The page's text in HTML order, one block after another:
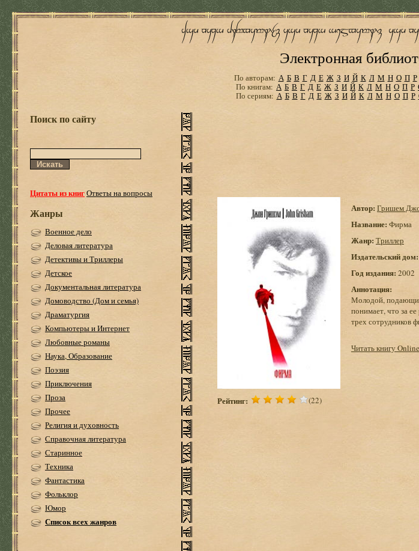
Электронная
По авторам: А Б В Г Д Е Ж З И Й К Л М Н О П Р
По книгам: А Б В Г Д Е Ж З И Й К Л М Н О П Р
По сериям: А Б В Г Д Е Ж З И Й К Л М Н О П Р
Поиск по сайту
Цитаты из книгОтветы на вопросы
Жанры
Военное дело
Деловая литература
Детективы и Триллеры
Детское
Документальная литература
Домоводство (Дом и семья)
Драматургия
Компьютеры и Интернет
Любовные романы
Наука, Образование
Поэзия
Приключения
Проза
Прочее
Религия и духовность
Справочная литература
Старинное
Техника
Фантастика
Фольклор
Юмор
Список всех жанров
Рейтинг: (22)
Автор: Гришем
Название: Фирма
Жанр: Триллер
Издательский дом:
Год издания: 2002
Аннотация:
Молодой,
понимает, что за
трех сотрудников
Читать книгу Online